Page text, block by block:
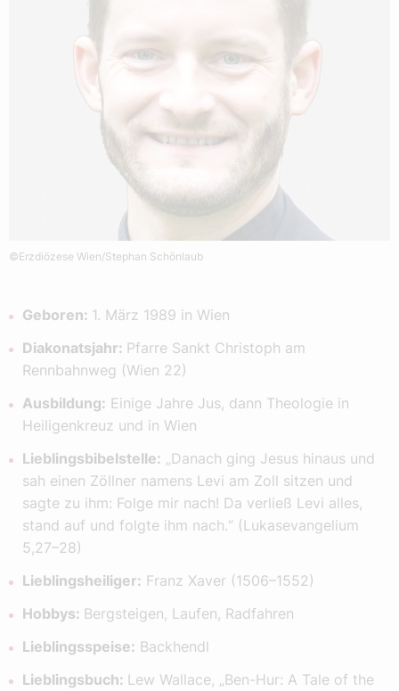
©Erzdiözese Wien/Stephan Schönlaub
Geboren: 1. März 1989 in Wien
Diakonatsjahr: Pfarre Sankt Christoph am
Rennbahnweg (Wien 22)
Ausbildung: Einige Jahre Jus, dann Theologie in
Heiligenkreuz und in Wien
Lieblingsbibelstelle: „Danach ging Jesus hinaus und
sah einen Zöllner namens Levi am Zoll sitzen und
sagte zu ihm: Folge mir nach! Da verließ Levi alles,
stand auf und folgte ihm nach.“ (Lukasevangelium
5,27–28)
Lieblingsheiliger: Franz Xaver (1506–1552)
Hobbys: Bergsteigen, Laufen, Radfahren
Lieblingsspeise: Backhendl
Lieblingsbuch: Lew Wallace, „Ben-Hur: A Tale of the